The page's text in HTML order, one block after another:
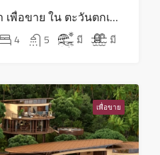
.ค.
ตย์
.
4 ห้องนอน 5 ห้องน้ วิ ลล่า เพื่อขาย ใน ตะวันตกเฉียงเหนือ – HS0820
4 5 มี มี
เพื่อขาย